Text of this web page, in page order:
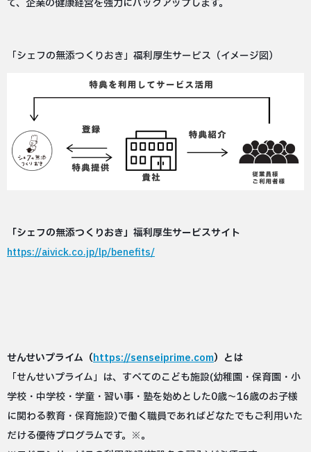
て、企業の健康経営を強力にバックアップします。
「シェフの無添つくりおき」福利厚生サービス（イメージ図）
「シェフの無添つくりおき」福利厚生サービスサイト
https://aivick.co.jp/lp/benefits/
せんせいプライム（https://senseiprime.com）とは
「せんせいプライム」は、すべてのこども施設(幼稚園・保育園・小
学校・中学校・学童・習い事・塾を始めとした0歳〜16歳のお子様
に関わる教育・保育施設)で働く職員であればどなたでもご利用いた
だける優待プログラムです。※。